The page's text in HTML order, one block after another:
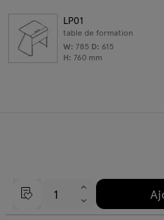
LP01
table de formation
W: 785 D: 615
H: 760 mm